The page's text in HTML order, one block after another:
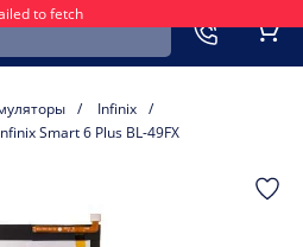
to fetch
мобильного устройства
Infinix
Smart 6 Plus BL-49FX